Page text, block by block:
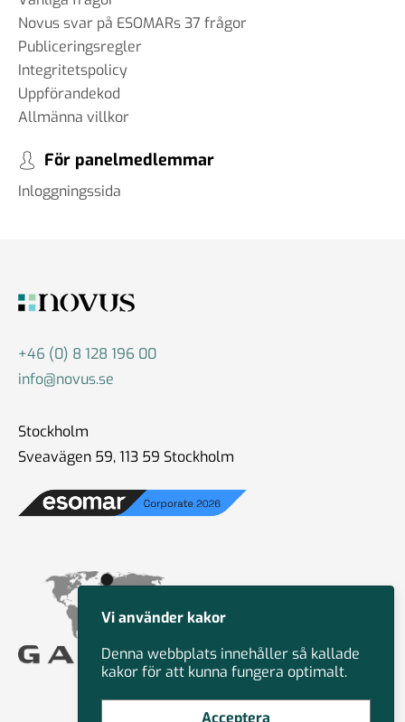
Novus svar på ESOMARs 37 frågor
Publiceringsregler
Integritetspolicy
Uppförandekod
Allmänna villkor
För panelmedlemmar
Inloggningssida
+46 (0) 8 128 196 00
info@novus.se
Stockholm
Sveavägen 59, 113 59 Stockholm
Vi använder kakor
Denna webbplats innehåller så kallade
kakor för att kunna fungera optimalt.
Acceptera